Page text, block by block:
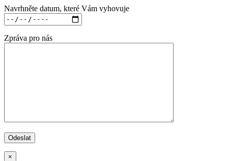
Navrhněte datum, které Vám vyhovuje
Zpráva pro nás
×